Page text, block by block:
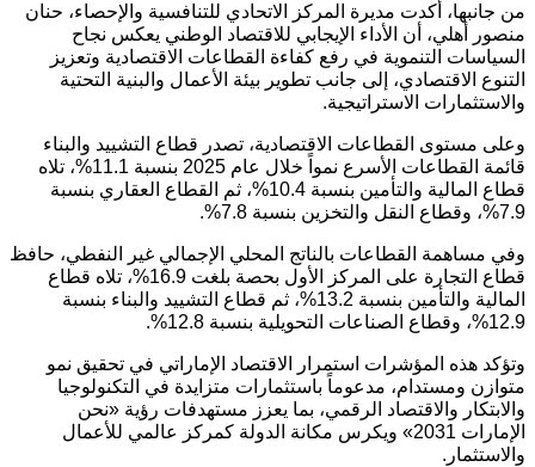
من جانبها، أكدت مديرة المركز الاتحادي للتنافسية والإحصاء، حنان
منصور أهلي، أن الأداء الإيجابي للاقتصاد الوطني يعكس نجاح
السياسات التنموية في رفع كفاءة القطاعات الاقتصادية وتعزيز
التنوع الاقتصادي، إلى جانب تطوير بيئة الأعمال والبنية التحتية
والاستثمارات الاستراتيجية.
وعلى مستوى القطاعات الاقتصادية، تصدر قطاع التشييد والبناء
قائمة القطاعات الأسرع نمواً خلال عام 2025 بنسبة 11.1%، تلاه
قطاع المالية والتأمين بنسبة 10.4%، ثم القطاع العقاري بنسبة
7.9%، وقطاع النقل والتخزين بنسبة 7.8%.
وفي مساهمة القطاعات بالناتج المحلي الإجمالي غير النفطي، حافظ
قطاع التجارة على المركز الأول بحصة بلغت 16.9%، تلاه قطاع
المالية والتأمين بنسبة 13.2%، ثم قطاع التشييد والبناء بنسبة
12.9%، وقطاع الصناعات التحويلية بنسبة 12.8%.
وتؤكد هذه المؤشرات استمرار الاقتصاد الإماراتي في تحقيق نمو
متوازن ومستدام، مدعوماً باستثمارات متزايدة في التكنولوجيا
والابتكار والاقتصاد الرقمي، بما يعزز مستهدفات رؤية «نحن
الإمارات 2031» ويكرس مكانة الدولة كمركز عالمي للأعمال
والاستثمار.